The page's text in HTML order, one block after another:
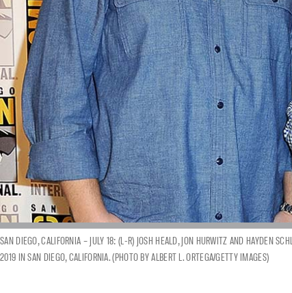
SAN DIEGO, CALIFORNIA – JULY 18: (L-R) JOSH HEALD, JON HURWITZ AND HAYDEN
2019 IN SAN DIEGO, CALIFORNIA. (PHOTO BY ALBERT L. ORTEGA/GETTY IMAGES)